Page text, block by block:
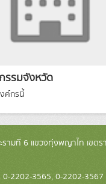
รรมจังหวัด
ค์กรนี้
ามที่ 6 แขวงทุ่งพญาไท เขตร
2202-3565, 0-2202-3567